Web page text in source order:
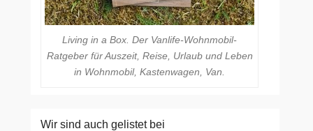
Living in a Box. Der Vanlife-Wohnmobil-
Ratgeber für Auszeit, Reise, Urlaub und Leben
in Wohnmobil, Kastenwagen, Van.
Wir sind auch gelistet bei